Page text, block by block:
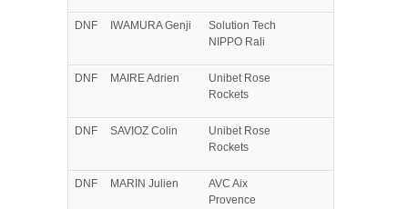
DNF IWAMURAGenji
Solution Tech
NIPPO Rali
DNF MAIREAdrien
Unibet Rose
Rockets
DNF SAVIOZ Colin
Unibet Rose
Rockets
DNF MARIN Julien
AVC Aix
Provence